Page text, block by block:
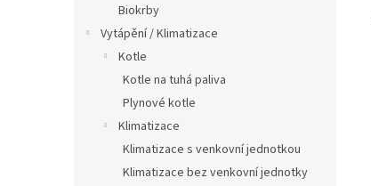
Biokrby
Vytápění / Klimatizace
Kotle
Kotle na tuhá paliva
Plynové kotle
Klimatizace
Klimatizace s venkovní jednotkou
Klimatizace bez venkovní jednotky